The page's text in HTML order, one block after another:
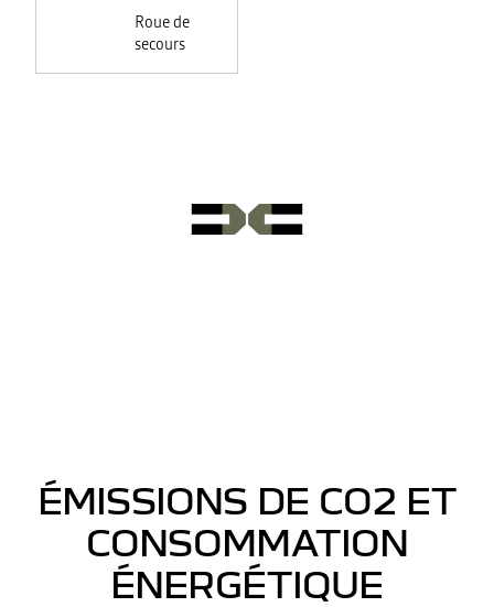
Roue de
secours
ÉMISSIONS DE CO2 ET
CONSOMMATION
ÉNERGÉTIQUE